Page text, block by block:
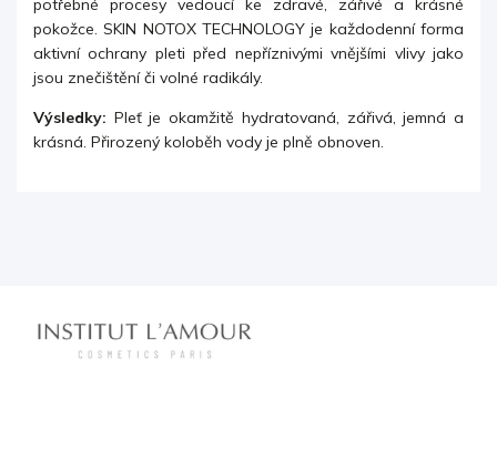
potřebné procesy vedoucí ke zdravé, zářivé a krásné
pokožce. SKIN NOTOX TECHNOLOGY je každodenní forma
aktivní ochrany pleti před nepříznivými vnějšími vlivy jako
jsou znečištění či volné radikály.
Výsledky: Pleť je okamžitě hydratovaná, zářivá, jemná a
krásná. Přirozený koloběh vody je plně obnoven.